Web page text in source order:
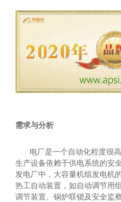
需求与分析
电厂是一个自动化程度很
生产设备依赖于供电系统的安
发电厂中，大容量机组发电机
热工自动装置，如自动调节用
调节装置、锅炉联锁及安全监